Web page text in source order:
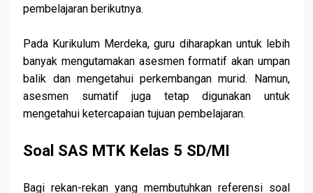
pembelajaran berikutnya.
Pada Kurikulum Merdeka, guru diharapkan untuk lebih
banyak mengutamakan asesmen formatif akan umpan
balik dan mengetahui perkembangan murid. Namun,
asesmen sumatif juga tetap digunakan untuk
mengetahui ketercapaian tujuan pembelajaran.
Soal SAS MTK Kelas 5 SD/MI
Bagi rekan-rekan yang membutuhkan referensi soal